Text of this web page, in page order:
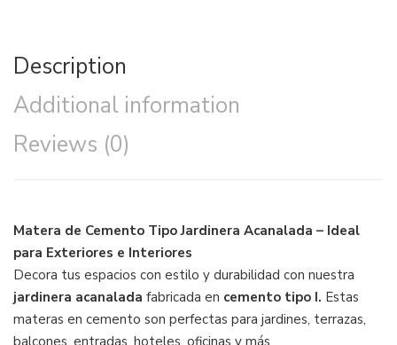
Description
Additional information
Reviews (0)
Matera de Cemento Tipo Jardinera Acanalada – Ideal
para Exteriores e Interiores
Decora tus espacios con estilo y durabilidad con nuestra
jardinera acanalada fabricada en cemento tipo I. Estas
materas en cemento son perfectas para jardines, terrazas,
balcones, entradas, hoteles, oficinas y más.